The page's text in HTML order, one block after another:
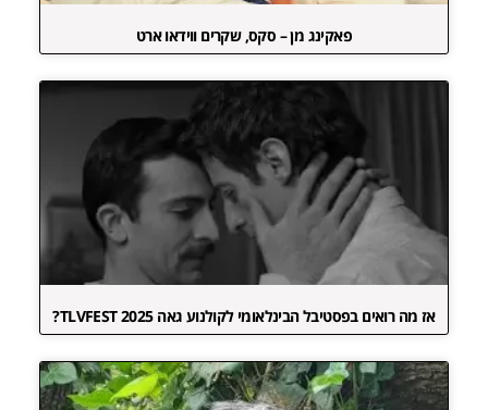
פאקינג מן – סקס, שקרים ווידאו ארט
אז מה רואים בפסטיבל הבינלאומי לקולנוע גאה TLVFEST 2025?